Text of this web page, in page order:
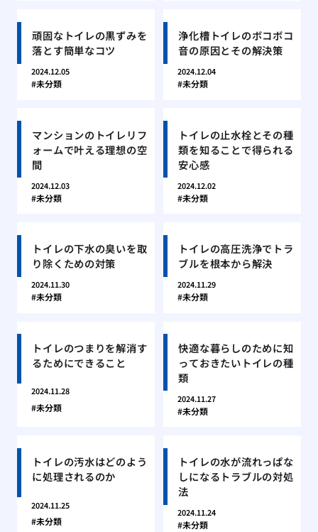
頑固なトイレの黒ずみを
落とす簡単なコツ
2024.12.05
未分類
浄化槽トイレのボコボコ
音の原因とその解決策
2024.12.04
未分類
マンションのトイレリフ
ォームで叶える理想の空
間
2024.12.03
未分類
トイレの止水栓とその種
類を知ることで得られる
安心感
2024.12.02
未分類
トイレの下水の臭いを取
り除くための対策
2024.11.30
未分類
トイレの高圧洗浄でトラ
ブルを根本から解決
2024.11.29
未分類
トイレのつまりを解消す
るためにできること
2024.11.28
未分類
快適な暮らしのために知
っておきたいトイレの種
類
2024.11.27
未分類
トイレの汚水はどのよう
に処理されるのか
2024.11.25
未分類
トイレの水が流れっぱな
しになるトラブルの対処
法
2024.11.24
未分類